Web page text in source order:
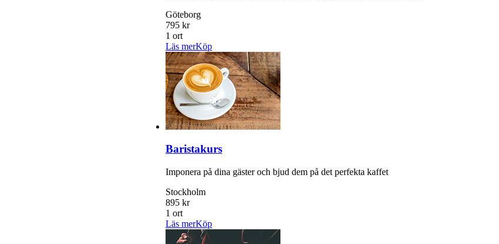
Göteborg
795 kr
1 ort
Läs merKöp
Baristakurs
Imponera på dina gäster och bjud dem på det perfekta kaffet
Stockholm
895 kr
1 ort
Läs merKöp